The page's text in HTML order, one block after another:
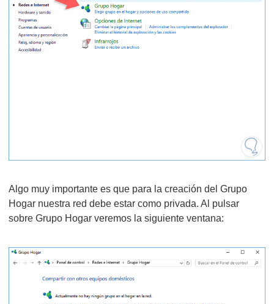
Algo muy importante es que para la creación del Grupo
Hogar nuestra red debe estar como privada. Al pulsar
sobre Grupo Hogar veremos la siguiente ventana: